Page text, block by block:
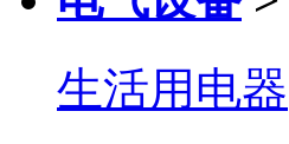
生活用电器